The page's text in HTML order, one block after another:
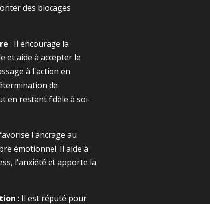
des blocages
: Il encourage la
et aide à accepter le
à l'action en
de
en restant fidèle à soi-
l'ancrage au
émotionnel. Il aide à
l'anxiété et apporte la
: Il est réputé pour